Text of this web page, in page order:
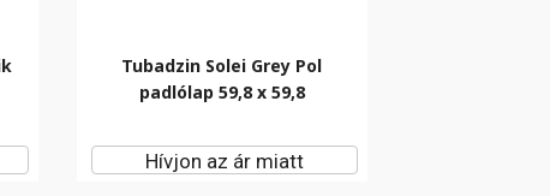
Tubadzin Solei Grey Pol
padlólap 59,8 x 59,8
Hívjon az ár miatt